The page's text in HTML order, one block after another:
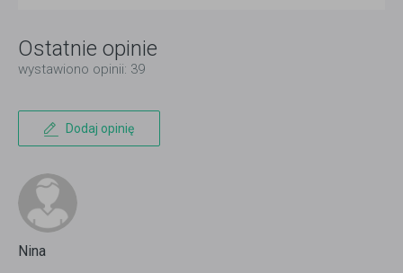
Ostatnie opinie
wystawiono opinii: 39
Dodaj opinię
Nina